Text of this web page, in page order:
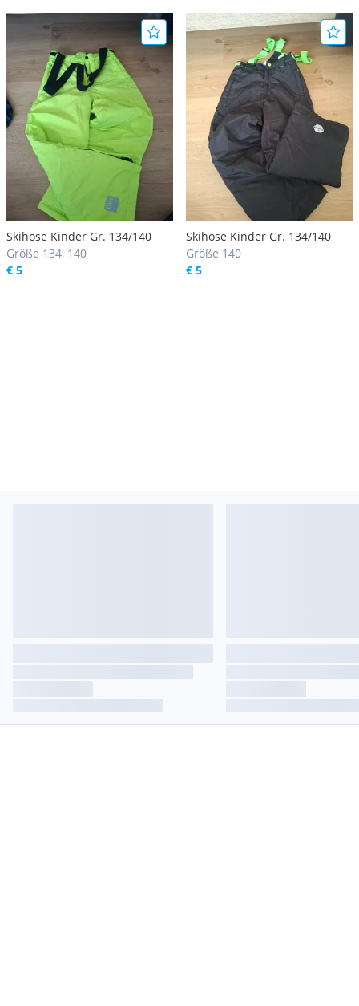
Skihose Kinder Gr. 134/140
Größe 134, 140
€ 5
Skihose Kinder Gr. 134/140
Größe 140
€ 5